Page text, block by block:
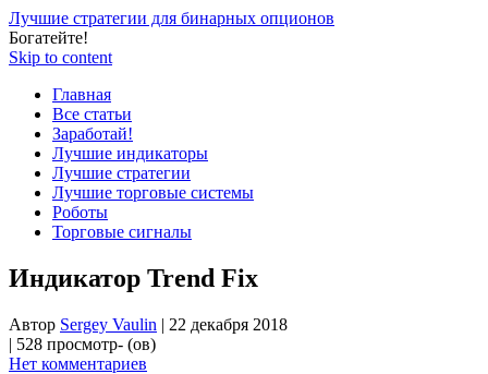
Лучшие стратегии для бинарных опционов
Богатейте!
Skip to content
Главная
Все статьи
Заработай!
Лучшие индикаторы
Лучшие стратегии
Лучшие торговые системы
Роботы
Торговые сигналы
Индикатор Trend Fix
Автор Sergey Vaulin | 22 декабря 2018
| 528 просмотр- (ов)
Нет комментариев